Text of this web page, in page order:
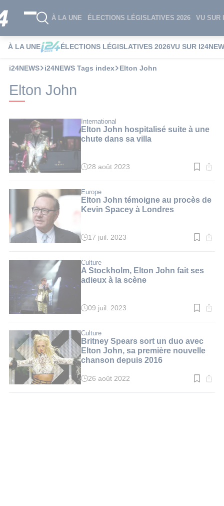
À LA UNE ÉLECTIONS LÉGISLATIVES 2026 VU SUR
À LA UNE ÉLECTIONS LÉGISLATIVES 2026VU SUR
i24NEWS i24NEWS Tags index Elton John
Elton John
International
Elton John hospitalisé suite à une
chute dans sa villa
Temps
:
2
min.
28 août 2023
Europe
Elton John témoigne au procès de
Kevin Spacey à Londres
Temps
:
4
min.
17 juil. 2023
Culture
A Stockholm, Elton John fait ses
adieux à la scène
Temps
:
3
min.
09 juil. 2023
Culture
Britney Spears sort un duo avec
Elton John, sa première nouvelle
chanson depuis 2016
Temps
26 août 2022